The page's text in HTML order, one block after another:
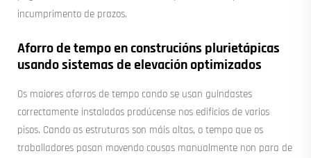
incumprimento de prazos.
Aforro de tempo en construcións plurietápicas
usando sistemas de elevación optimizados
Os maiores aforros de tempo cando se usan guindastes
correctamente instalados prodúcense nos edificios de varios
pisos. Cando as estruturas son máis altas, o tempo que os
traballadores pasan movendo cousas manualmente non para de